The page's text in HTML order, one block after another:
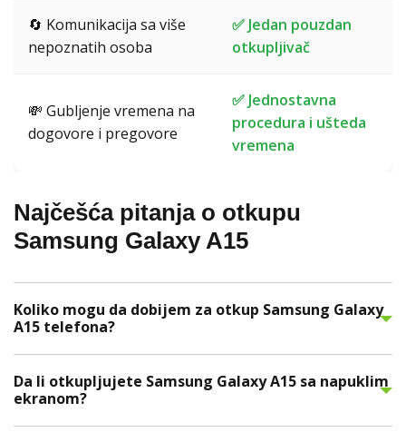
🔄 Komunikacija sa više
nepoznatih osoba
✅ Jedan pouzdan
otkupljivač
💸 Gubljenje vremena na
dogovore i pregovore
✅ Jednostavna
procedura i ušteda
vremena
Najčešća pitanja o otkupu
Samsung Galaxy A15
Koliko mogu da dobijem za otkup Samsung Galaxy
A15 telefona?
Da li otkupljujete Samsung Galaxy A15 sa napuklim
ekranom?